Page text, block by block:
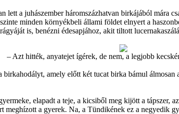
a juhászember háromszázhatvan birkájából mára
minden környékbeli állami földet elnyert a
is, benézni édesapjához, akit tiltott
– Azt hitték, anyatejet ígérek, de nem, a legjobb
birkahodályt, amely előtt két tucat birka bámul
elapadt a teje, a kicsiből meg kijött a tápszer,
meghízott a gyerek. Na, a Tündikének ez a negyedik